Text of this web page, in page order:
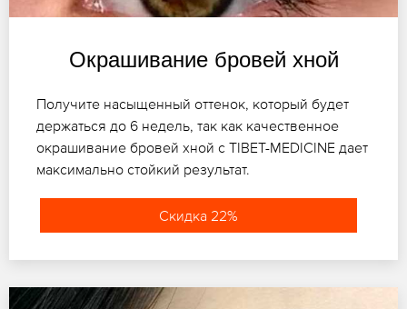
Окрашивание бровей хной
Получите насыщенный оттенок, который будет
держаться до 6 недель, так как качественное
окрашивание бровей хной с TIBET-MEDICINE дает
максимально стойкий результат.
Скидка 22%